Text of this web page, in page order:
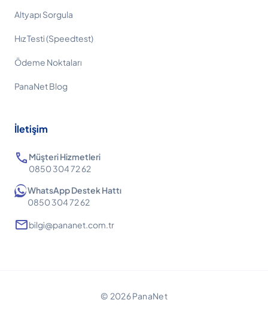
Altyapı Sorgula
Hız Testi (Speedtest)
Ödeme Noktaları
PanaNet Blog
İletişim
call Müşteri Hizmetleri
0850 304 72 62
WhatsApp Destek Hattı
0850 304 72 62
mailbilgi@pananet.com.tr
© 2026 PanaNet